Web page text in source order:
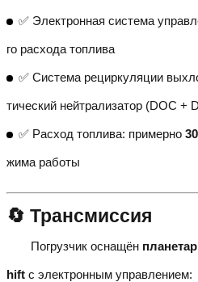
✅ Электронная система
го расхода топлива
✅ Система рециркуляции
тический нейтрализатор (DOC +
✅ Расход топлива: примерно
жима работы
🔄 Трансмиссия
Погрузчик оснащён
hift с электронным управлением: